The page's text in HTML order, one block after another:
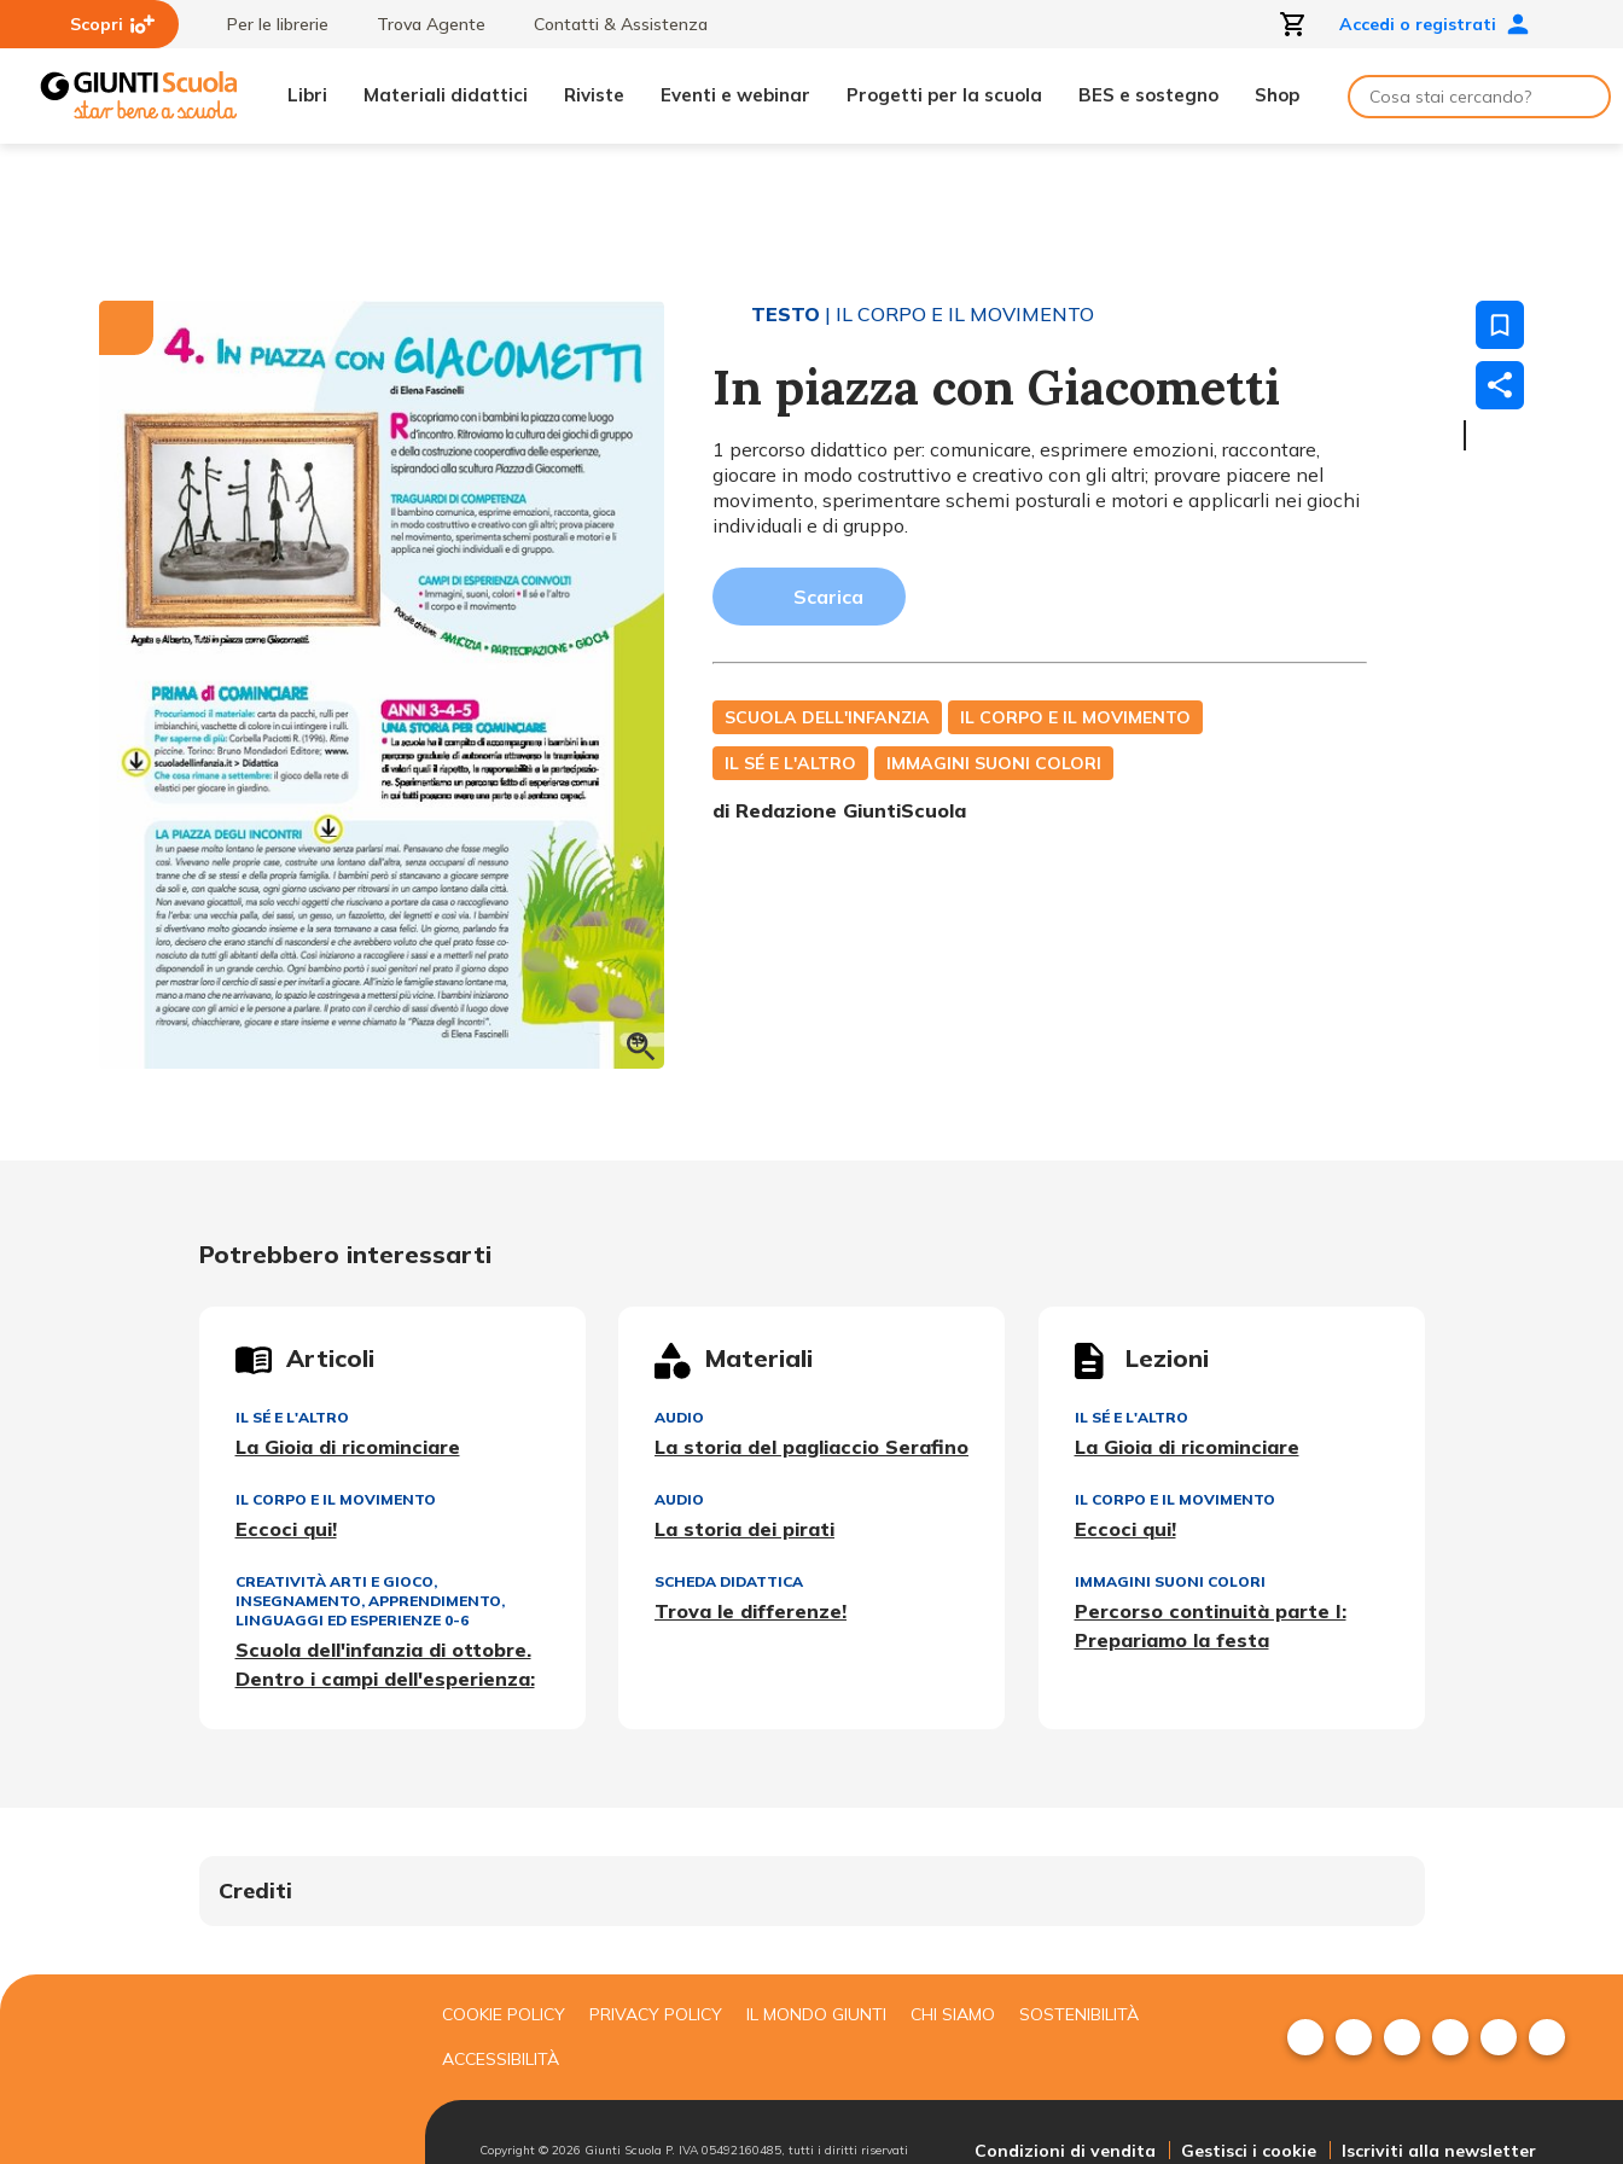
Scopri Per le librerie Trova Agente Contatti & Assistenza Accedi o registrati
Libri Materiali didattici Riviste Eventi e webinar Progetti per la scuola BES e sostegno Shop
TESTO | IL CORPO E IL MOVIMENTO
In piazza con Giacometti
1 percorso didattico per: comunicare, esprimere emozioni, raccontare,
giocare in modo costruttivo e creativo con gli altri; provare piacere nel
movimento, sperimentare schemi posturali e motori e applicarli nei giochi
individuali e di gruppo.
Scarica
SCUOLA DELL'INFANZIA IL CORPO E IL MOVIMENTO
IL SÉ E L'ALTRO IMMAGINI SUONI COLORI
di Redazione GiuntiScuola
Potrebbero interessarti
Articoli
IL SÉ E L'ALTRO
La Gioia di ricominciare
IL CORPO E IL MOVIMENTO
Eccoci qui!
CREATIVITÀ ARTI E GIOCO,
INSEGNAMENTO, APPRENDIMENTO,
LINGUAGGI ED ESPERIENZE 0-6
Scuola dell'infanzia di ottobre.
Dentro i campi dell'esperienza:
Materiali
AUDIO
La storia del pagliaccio Serafino
AUDIO
La storia dei pirati
SCHEDA DIDATTICA
Trova le differenze!
Lezioni
IL SÉ E L'ALTRO
La Gioia di ricominciare
IL CORPO E IL MOVIMENTO
Eccoci qui!
IMMAGINI SUONI COLORI
Percorso continuità parte I:
Prepariamo la festa
Crediti
COOKIE POLICY PRIVACY POLICY IL MONDO GIUNTI CHI SIAMO SOSTENIBILITÀ
ACCESSIBILITÀ
Copyright © 2026 Giunti Scuola P. IVA 05492160485, tutti i diritti riservati Condizioni di vendita Gestisci i cookie Iscriviti alla newsletter